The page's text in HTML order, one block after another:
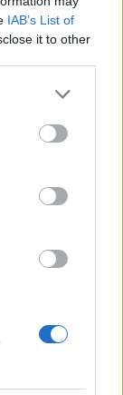
IAB’s List of
it to other
una
filas de
en la
pudiera
tipo de
aparecer